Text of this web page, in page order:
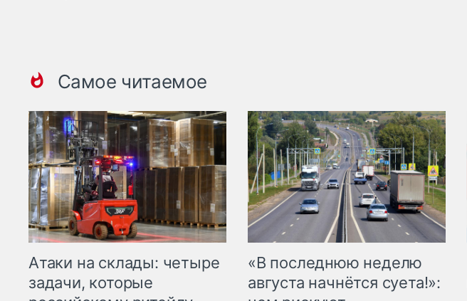
Самое читаемое
Атаки на склады: четыре
задачи, которые
«В последнюю неделю
августа начнётся суета!»: